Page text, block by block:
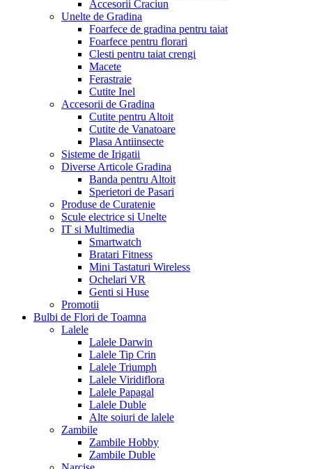
Accesorii Craciun
Unelte de Gradina
Foarfece de gradina pentru taiat
Foarfece pentru florari
Clesti pentru taiat crengi
Macete
Ferastraie
Cutite Inel
Accesorii de Gradina
Cutite pentru Altoit
Cutite de Vanatoare
Plasa Antiinsecte
Sisteme de Irigatii
Diverse Articole Gradina
Banda pentru Altoit
Sperietori de Pasari
Produse de Curatenie
Scule electrice si Unelte
IT si Multimedia
Smartwatch
Bratari Fitness
Mini Tastaturi Wireless
Ochelari VR
Genti si Huse
Promotii
Bulbi de Flori de Toamna
Lalele
Lalele Darwin
Lalele Tip Crin
Lalele Triumph
Lalele Viridiflora
Lalele Papagal
Lalele Duble
Alte soiuri de lalele
Zambile
Zambile Hobby
Zambile Duble